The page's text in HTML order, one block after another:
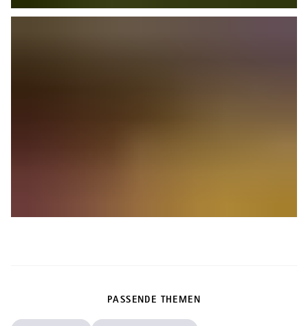
PASSENDE THEMEN